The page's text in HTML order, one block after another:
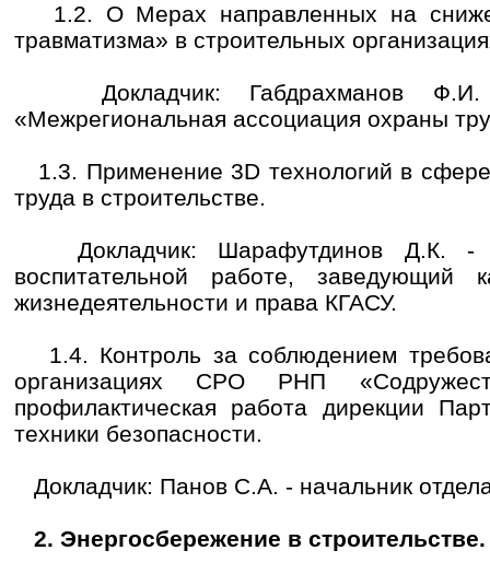
1.2. О Мерах направленных на
травматизма» в строительных
Докладчик: Габдрахманов Ф.И.
«Межрегиональная ассоциация охраны
1.3. Применение 3D технологий в
труда в строительстве.
Докладчик: Шарафутдинов Д.К. -
воспитательной работе, заведующий
жизнедеятельности и права КГАСУ.
1.4. Контроль за соблюдением
организациях СРО РНП
профилактическая работа дирекции
техники безопасности.
Докладчик: Панов С.А. - начальник
2. Энергосбережение в строительстве.